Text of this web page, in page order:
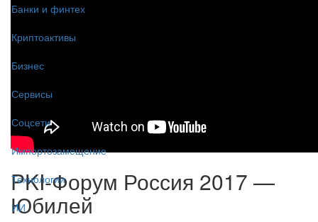
Банки и финтех
Криптоактивы
Бизнес
Сервисы
Соцсети
Импортозамещение
Технологии
ИИ
PKI-Форум Россия 2017 —
Юбилей